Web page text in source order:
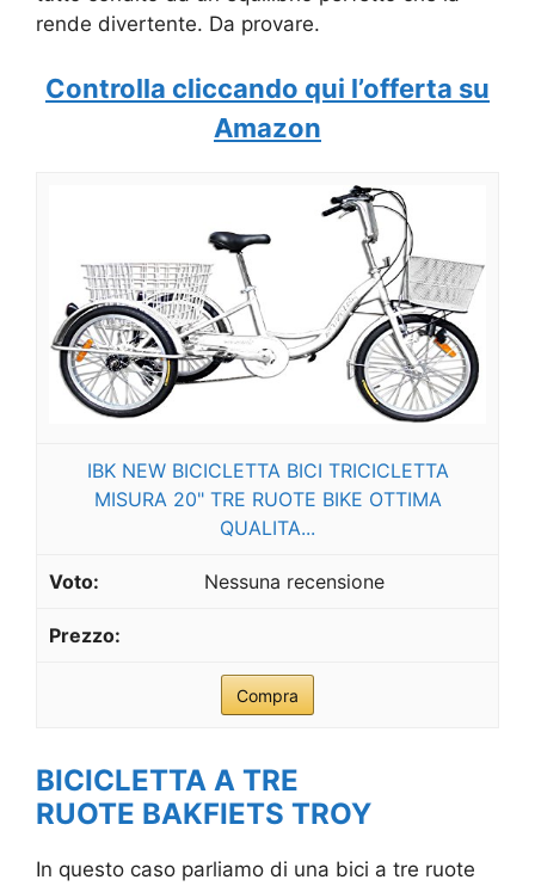
rende divertente. Da provare.
Controlla cliccando qui l’offerta su
Amazon
IBK NEW BICICLETTA BICI TRICICLETTA
MISURA 20" TRE RUOTE BIKE OTTIMA
QUALITA...
Nessuna recensione
Compra
BICICLETTA A TRE
RUOTE BAKFIETS TROY
In questo caso parliamo di una bici a tre ruote